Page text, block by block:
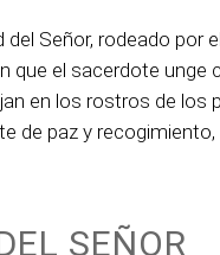
Señor, rodeado por
que el sacerdote unge
en los rostros de los
de paz y
SEÑOR